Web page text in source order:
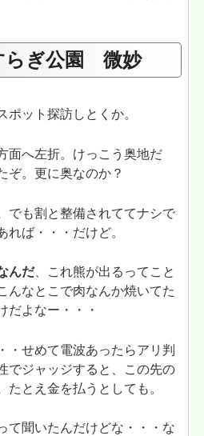
らぎ公園 微妙
ポット探訪しとくか。
面へ左折。けっこう奥地だ
ぞ。更に奥なのか？
でも割と整備されててナシで
れば・・・だけど。
んだ、これ熊が出るってこと
なとこで肉なんか焼いてた
だよなー・・・
・せめて電波あったらアリ判
でジャッジすると、この先の
たとえ金を払うとしても。
て聞いたんだけどな・・・な